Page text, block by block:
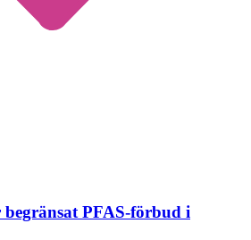
begränsat PFAS-förbud i